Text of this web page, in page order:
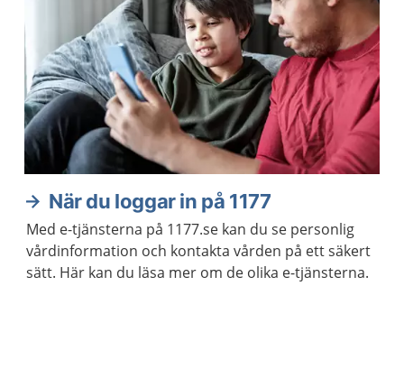
När du loggar in på 1177
Med e-tjänsterna på 1177.se kan du se personlig
vårdinformation och kontakta vården på ett säkert
sätt. Här kan du läsa mer om de olika e-tjänsterna.